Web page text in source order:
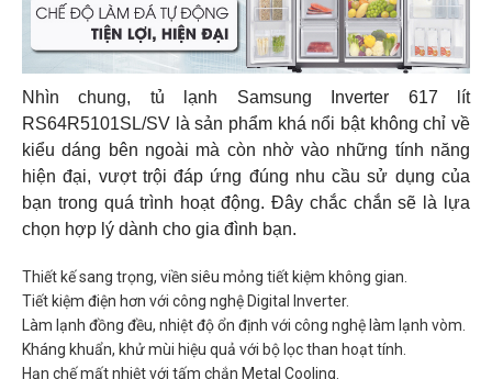
Nhìn chung, tủ lạnh Samsung Inverter 617 lít
RS64R5101SL/SV là sản phẩm khá nổi bật không chỉ về
kiểu dáng bên ngoài mà còn nhờ vào những tính năng
hiện đại, vượt trội đáp ứng đúng nhu cầu sử dụng của
bạn trong quá trình hoạt động. Đây chắc chắn sẽ là lựa
chọn hợp lý dành cho gia đình bạn.
Thiết kế sang trọng, viền siêu mỏng tiết kiệm không gian.
Tiết kiệm điện hơn với công nghệ Digital Inverter.
Làm lạnh đồng đều, nhiệt độ ổn định với công nghệ làm lạnh vòm.
Kháng khuẩn, khử mùi hiệu quả với bộ lọc than hoạt tính.
Hạn chế mất nhiệt với tấm chắn Metal Cooling.